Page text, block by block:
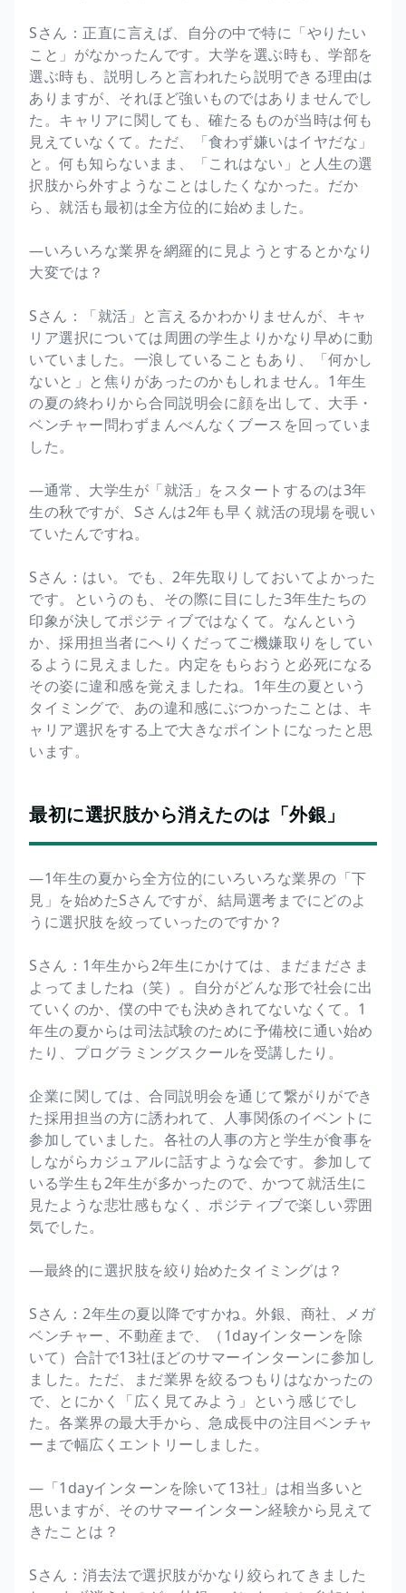
Sさん：正直に言えば、自分の中で特に「やりたい
こと」がなかったんです。大学を選ぶ時も、学部を
選ぶ時も、説明しろと言われたら説明できる理由は
ありますが、それほど強いものではありませんでし
た。キャリアに関しても、確たるものが当時は何も
見えていなくて。ただ、「食わず嫌いはイヤだな」
と。何も知らないまま、「これはない」と人生の選
択肢から外すようなことはしたくなかった。だか
ら、就活も最初は全方位的に始めました。
―いろいろな業界を網羅的に見ようとするとかなり
大変では？
Sさん：「就活」と言えるかわかりませんが、キャ
リア選択については周囲の学生よりかなり早めに動
いていました。一浪していることもあり、「何かし
ないと」と焦りがあったのかもしれません。1年生
の夏の終わりから合同説明会に顔を出して、大手・
ベンチャー問わずまんべんなくブースを回っていま
した。
―通常、大学生が「就活」をスタートするのは3年
生の秋ですが、Sさんは2年も早く就活の現場を覗い
ていたんですね。
Sさん：はい。でも、2年先取りしておいてよかった
です。というのも、その際に目にした3年生たちの
印象が決してポジティブではなくて。なんという
か、採用担当者にへりくだってご機嫌取りをしてい
るように見えました。内定をもらおうと必死になる
その姿に違和感を覚えましたね。1年生の夏という
タイミングで、あの違和感にぶつかったことは、キ
ャリア選択をする上で大きなポイントになったと思
います。
最初に選択肢から消えたのは「外銀」
―1年生の夏から全方位的にいろいろな業界の「下
見」を始めたSさんですが、結局選考までにどのよ
うに選択肢を絞っていったのですか？
Sさん：1年生から2年生にかけては、まだまださま
よってましたね（笑）。自分がどんな形で社会に出
ていくのか、僕の中でも決めきれてないなくて。1
年生の夏からは司法試験のために予備校に通い始め
たり、プログラミングスクールを受講したり。
企業に関しては、合同説明会を通じて繋がりができ
た採用担当の方に誘われて、人事関係のイベントに
参加していました。各社の人事の方と学生が食事を
しながらカジュアルに話すような会です。参加して
いる学生も2年生が多かったので、かつて就活生に
見たような悲壮感もなく、ポジティブで楽しい雰囲
気でした。
―最終的に選択肢を絞り始めたタイミングは？
Sさん：2年生の夏以降ですかね。外銀、商社、メガ
ベンチャー、不動産まで、（1dayインターンを除
いて）合計で13社ほどのサマーインターンに参加し
ました。ただ、まだ業界を絞るつもりはなかったの
で、とにかく「広く見てみよう」という感じでし
た。各業界の最大手から、急成長中の注目ベンチャ
ーまで幅広くエントリーしました。
―「1dayインターンを除いて13社」は相当多いと
思いますが、そのサマーインターン経験から見えて
きたことは？
Sさん：消去法で選択肢がかなり絞られてきました